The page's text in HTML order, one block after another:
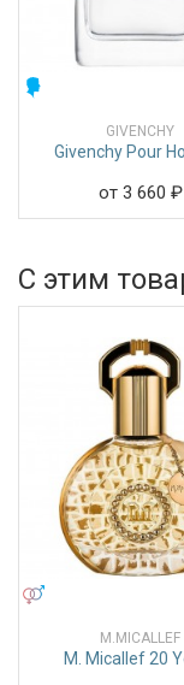
GIVENCHY
Givenchy Pour
от 3 660 ₽
С этим
M.MICALLEF
M. Micallef 20